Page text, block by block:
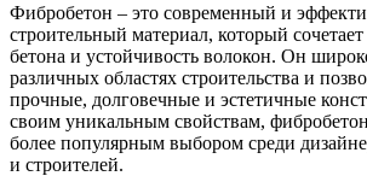
Фибробетон – это современный и
строительный материал, который
бетона и устойчивость волокон. Он
различных областях строительства и
прочные, долговечные и эстетичные
своим уникальным свойствам,
более популярным выбором среди
и строителей.